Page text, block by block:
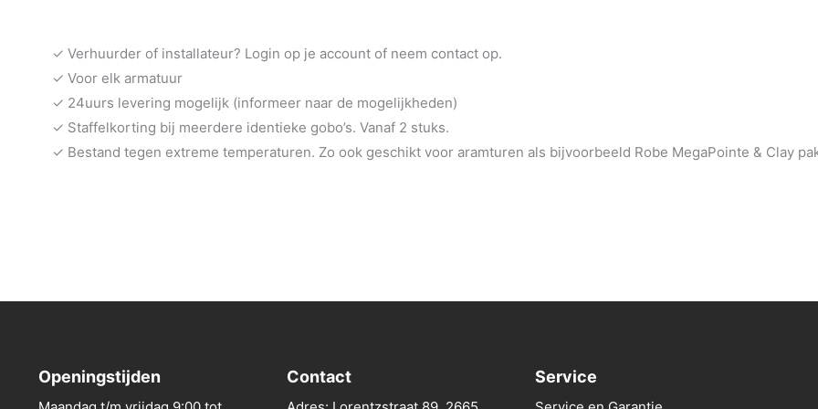
✓ Verhuurder of installateur? Login op je account of neem contact op.
✓ Voor elk armatuur
✓ 24uurs levering mogelijk (informeer naar de mogelijkheden)
✓ Staffelkorting bij meerdere identieke gobo’s. Vanaf 2 stuks.
✓ Bestand tegen extreme temperaturen. Zo ook geschikt voor aramturen als bijvoorbeeld Robe MegaPointe & Clay
Openingstijden Contact Service